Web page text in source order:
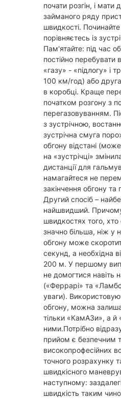
почати розгін, і мати
займаного ряду
швидкості.
порівняєтесь із
Пам'ятайте: під час
постійно перебувати
«газу» - «підлогу» і
100 км/год) або
в коробці. Краще
початком розгону з
перегазовуванням.
з зустрічною,
зустрічна смуга
обгону відстані
на «зустрічці»
дистанції для
намагайтеся не
закінчення обгону
Другий спосіб –
найшвидший.
швидкостях того, хто
значно більша, ніж у
обгону може
секунд, а необхідна
200 м. У першому
не домогтися навіть
(«Феррарі» та
уваги).
обгону, можна
тільки «КамАЗи», а
ними.Потрібно
прийом є безпечним
високопрофесійних
точного розрахунку
швидкісного
наступному:
швидкість таким